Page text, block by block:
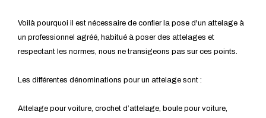
Voilà pourquoi il est nécessaire de confier la pose d'un attelage à
un professionnel agréé, habitué à poser des attelages et
respectant les normes, nous ne transigeons pas sur ces points.
Les différentes dénominations pour un attelage sont :
Attelage pour voiture, crochet d’attelage, boule pour voiture,